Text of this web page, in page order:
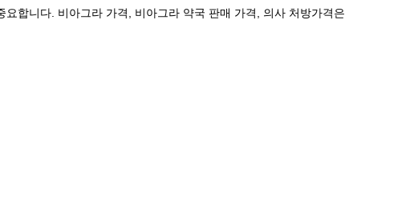
합니다. 비아그라 가격, 비아그라 약국 판매 가격, 의사 처방가격은